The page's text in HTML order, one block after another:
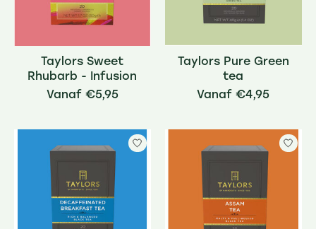
Taylors Sweet
Rhubarb - Infusion
€5,95
Taylors Pure Green
tea
€4,95